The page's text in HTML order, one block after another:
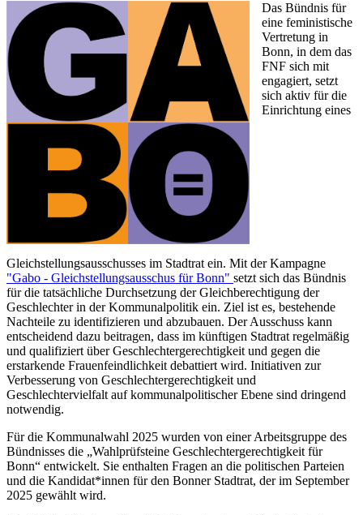
Das Bündnis für
eine feministische
Vertretung in
Bonn, in dem das
FNF sich mit
engagiert, setzt
sich aktiv für die
Einrichtung eines
Gleichstellungsausschusses im Stadtrat ein. Mit der Kampagne
"Gabo - Gleichstellungsausschus für Bonn" setzt sich das Bündnis
für die tatsächliche Durchsetzung der Gleichberechtigung der
Geschlechter in der Kommunalpolitik ein. Ziel ist es, bestehende
Nachteile zu identifizieren und abzubauen. Der Ausschuss kann
entscheidend dazu beitragen, dass im künftigen Stadtrat regelmäßig
und qualifiziert über Geschlechtergerechtigkeit und gegen die
erstarkende Frauenfeindlichkeit debattiert wird. Initiativen zur
Verbesserung von Geschlechtergerechtigkeit und
Geschlechtervielfalt auf kommunalpolitischer Ebene sind dringend
notwendig.
Für die Kommunalwahl 2025 wurden von einer Arbeitsgruppe des
Bündnisses die „Wahlprüfsteine Geschlechtergerechtigkeit für
Bonn“ entwickelt. Sie enthalten Fragen an die politischen Parteien
und die Kandidat*innen für den Bonner Stadtrat, der im September
2025 gewählt wird.